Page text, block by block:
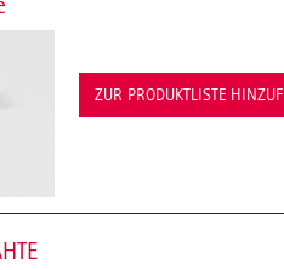
ZUR PRODUKTLISTE